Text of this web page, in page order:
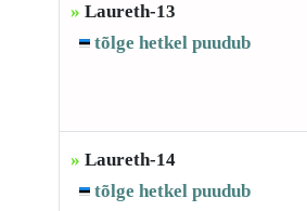
» Laureth-13
tõlge hetkel puudub
» Laureth-14
tõlge hetkel puudub